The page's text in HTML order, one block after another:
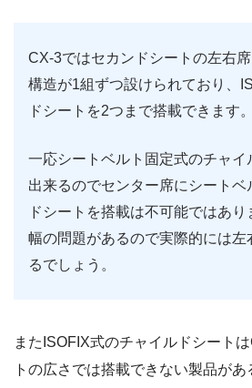
CX-3ではセカンドシートの左右
構造が1組ずつ設けられており、
ドシートを2つまで搭載できます。
一応シートベルト固定式のチャイ
出来るのでセンター席にシート
ドシートを搭載は不可能ではあ
幅の問題があるので実際的には左
るでしょう。
またISOFIX式のチャイルドシート
トの広さでは搭載できない製品が